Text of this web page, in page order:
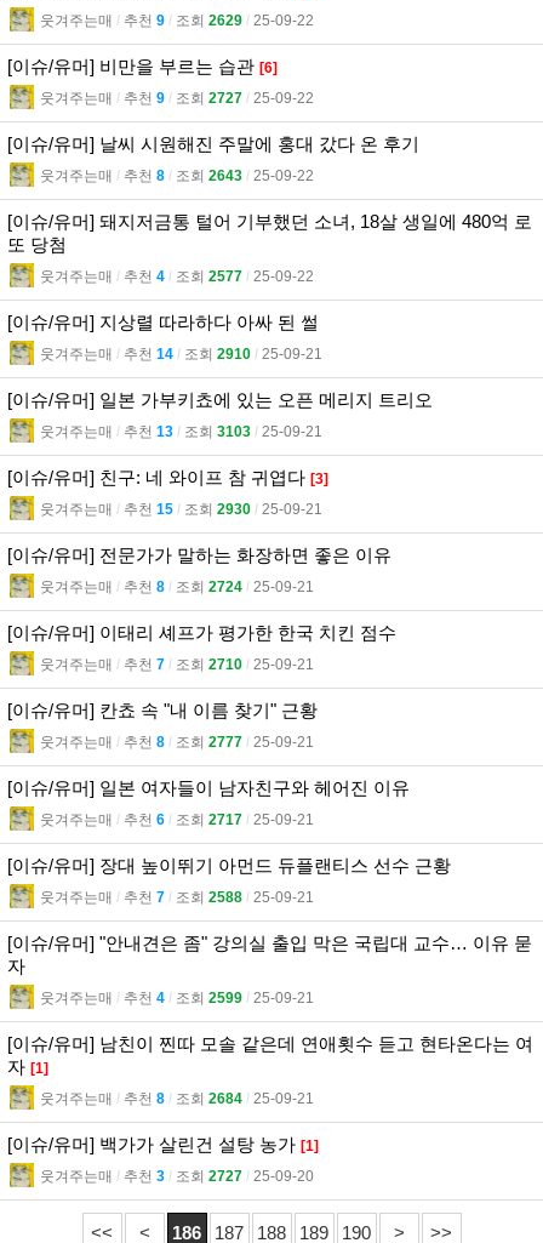
웃겨주는매 l 추천 9 l 조회 2629 l 25-09-22
[이슈/유머] 비만을 부르는 습관 [6]
웃겨주는매 l 추천 9 l 조회 2727 l 25-09-22
[이슈/유머] 날씨 시원해진 주말에 홍대 갔다 온 후기
웃겨주는매 l 추천 8 l 조회 2643 l 25-09-22
[이슈/유머] 돼지저금통 털어 기부했던 소녀, 18살 생일에 480억 로
또 당첨
웃겨주는매 l 추천 4 l 조회 2577 l 25-09-22
[이슈/유머] 지상렬 따라하다 아싸 된 썰
웃겨주는매 l 추천 14 l 조회 2910 l 25-09-21
[이슈/유머] 일본 가부키쵸에 있는 오픈 메리지 트리오
웃겨주는매 l 추천 13 l 조회 3103 l 25-09-21
[이슈/유머] 친구: 네 와이프 참 귀엽다 [3]
웃겨주는매 l 추천 15 l 조회 2930 l 25-09-21
[이슈/유머] 전문가가 말하는 화장하면 좋은 이유
웃겨주는매 l 추천 8 l 조회 2724 l 25-09-21
[이슈/유머] 이태리 셰프가 평가한 한국 치킨 점수
웃겨주는매 l 추천 7 l 조회 2710 l 25-09-21
[이슈/유머] 칸쵸 속 "내 이름 찾기" 근황
웃겨주는매 l 추천 8 l 조회 2777 l 25-09-21
[이슈/유머] 일본 여자들이 남자친구와 헤어진 이유
웃겨주는매 l 추천 6 l 조회 2717 l 25-09-21
[이슈/유머] 장대 높이뛰기 아먼드 듀플랜티스 선수 근황
웃겨주는매 l 추천 7 l 조회 2588 l 25-09-21
[이슈/유머] "안내견은 좀" 강의실 출입 막은 국립대 교수… 이유 묻
자
웃겨주는매 l 추천 4 l 조회 2599 l 25-09-21
[이슈/유머] 남친이 찐따 모솔 같은데 연애횟수 듣고 현타온다는 여
자 [1]
웃겨주는매 l 추천 8 l 조회 2684 l 25-09-21
[이슈/유머] 백가가 살린건 설탕 농가 [1]
웃겨주는매 l 추천 3 l 조회 2727 l 25-09-20
<< < 186 187 188 189 190 > >>